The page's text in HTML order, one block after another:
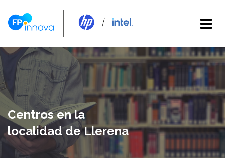
Centros en la
localidad de Llerena